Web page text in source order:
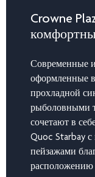
Crowne
Современные
оформленные
прохладной
рыболовными
сочетают в
Quoc Starbay
пейзажами
расположению